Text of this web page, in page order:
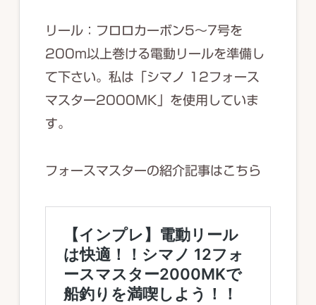
リール：フロロカーボン5～7号を
200m以上巻ける電動リールを準備し
て下さい。私は「シマノ 12フォース
マスター2000MK」を使用していま
す。
フォースマスターの紹介記事はこちら